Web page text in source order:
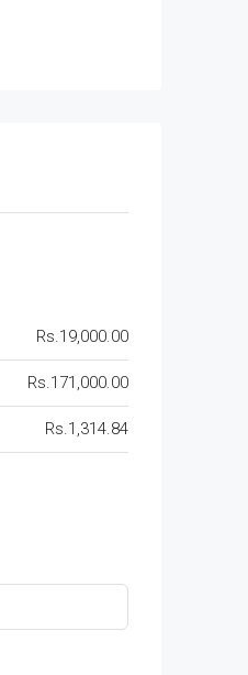
Rs.19,000.00
Rs.171,000.00
Rs.1,314.84